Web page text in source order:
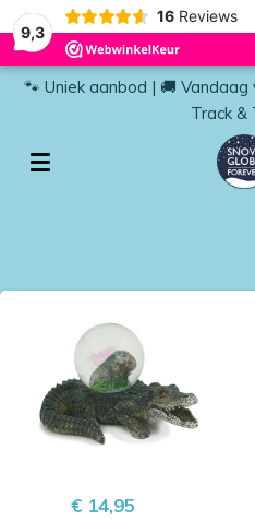
9,3
16 Reviews
🐾 Uniek aanbod | 🚚
Track &
€ 14,95